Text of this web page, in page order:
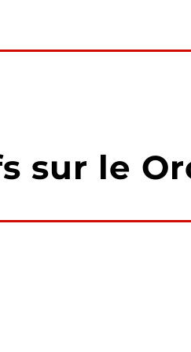
sur le